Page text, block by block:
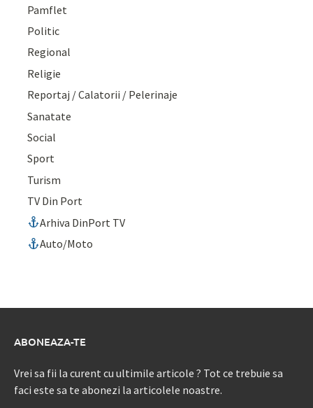
Pamflet
Politic
Regional
Religie
Reportaj / Calatorii / Pelerinaje
Sanatate
Social
Sport
Turism
TV Din Port
Arhiva DinPort TV
Auto/Moto
ABONEAZA-TE
Vrei sa fii la curent cu ultimile articole ? Tot ce trebuie sa
faci este sa te abonezi la articolele noastre.